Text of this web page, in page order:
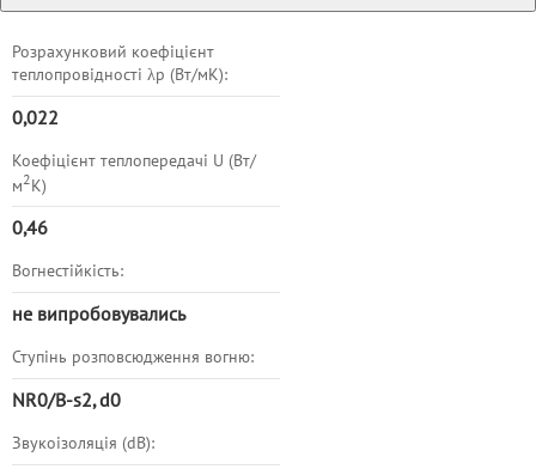
Розрахунковий коефіцієнт
теплопровідності λр (Вт/мK):
0,022
Коефіцієнт теплопередачі U (Вт/
м2K)
0,46
Вогнестійкість:
не випробовувались
Ступінь розповсюдження вогню:
NR0/B-s2, d0
Звукоізоляція (dB):